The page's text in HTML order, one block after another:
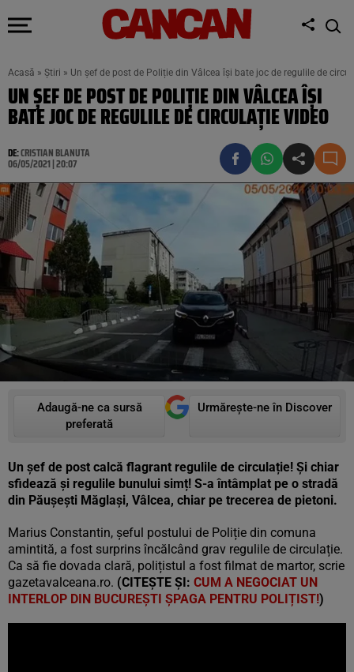
Acasă » Știri » Un șef de post de Poliție din Vâlcea își bate joc de regulile de
UN ȘEF DE POST DE POLIȚIE DIN VÂLCEA ÎȘI
BATE JOC DE REGULILE DE CIRCULAȚIE VIDEO
DE:CRISTIAN BLANUTA
06/05/2021 | 20:07
Adaugă-ne ca sursă
preferată
Urmărește-ne în Discover
Un șef de post calcă flagrant regulile de circulație! Și chiar
sfidează și regulile bunului simț! S-a întâmplat pe o stradă
din Păușești Măglași, Vâlcea, chiar pe trecerea de pietoni.
Marius Constantin, șeful postului de Poliție din comuna
amintită, a fost surprins încălcând grav regulile de circulație.
Ca să fie dovada clară, polițistul a fost filmat de martor, scrie
gazetavalceana.ro. (CITEȘTE ȘI: CUM A NEGOCIAT UN
INTERLOP DIN BUCUREȘTI ȘPAGA PENTRU POLIȚIST!)